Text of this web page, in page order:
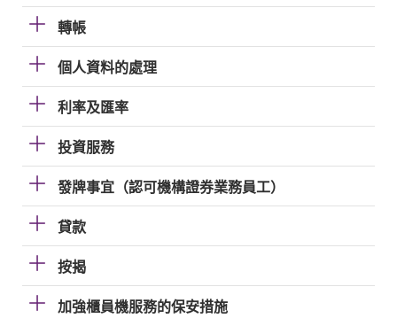
轉帳
個人資料的處理
利率及匯率
投資服務
發牌事宜（認可機構證券業務員工）
貸款
按揭
加強櫃員機服務的保安措施